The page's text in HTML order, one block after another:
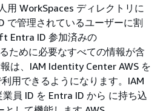
用 WorkSpaces ディレクトリに
で管理されているユーザーに割
Entra ID 参加済みの
ために必要なすべての情報が含
は、IAM Identity Center AWS を
用できるようになります。IAM
員 ID を Entra ID から に持ち込